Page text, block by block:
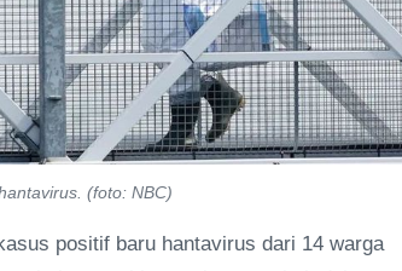
(foto: NBC)
positif baru hantavirus dari 14 warga